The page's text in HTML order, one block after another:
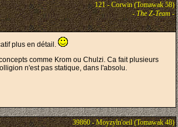
121 - Corwin (Tomawak 58)
-The Z-Team-
plus en détail.
comme Krom ou Chulzi. Ca fait plusieurs
n'est pas statique, dans l'absolu.
39860 - Moyzyln'oeil (Tomawak 48)